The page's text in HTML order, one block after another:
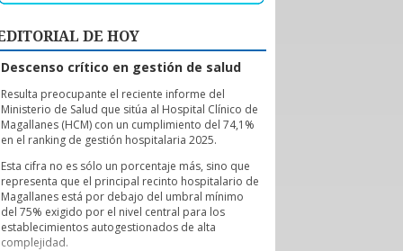
DE HOY
Descenso crítico en gestión de salud
Resulta preocupante el reciente informe del
Ministerio de Salud que sitúa al Hospital Clínico de
Magallanes (HCM) con un cumplimiento del 74,1%
en el ranking de gestión hospitalaria 2025.
Esta cifra no es sólo un porcentaje más, sino que
representa que el principal recinto hospitalario de
Magallanes está por debajo del umbral mínimo
del 75% exigido por el nivel central para los
establecimientos autogestionados de alta
complejidad.